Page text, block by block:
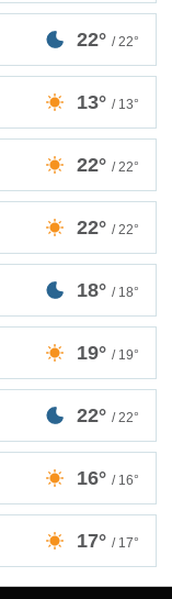
22° / 22°
13° / 13°
22° / 22°
22° / 22°
18° / 18°
19° / 19°
22° / 22°
16° / 16°
17° / 17°